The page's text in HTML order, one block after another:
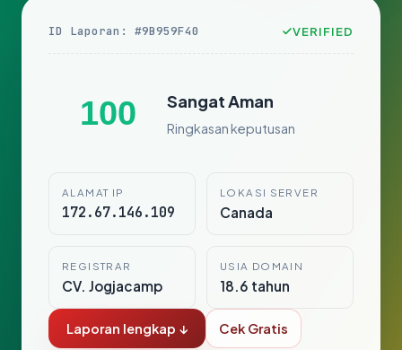
ID Laporan: #9B959F40 VERIFIED
100 Sangat Aman
Ringkasan keputusan
ALAMAT IP
172.67.146.109
LOKASI SERVER
Canada
REGISTRAR
CV. Jogjacamp
USIA DOMAIN
18.6 tahun
Laporan lengkap ↓ Cek Gratis